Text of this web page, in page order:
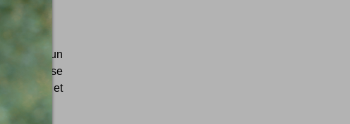
matin un
se passe
et